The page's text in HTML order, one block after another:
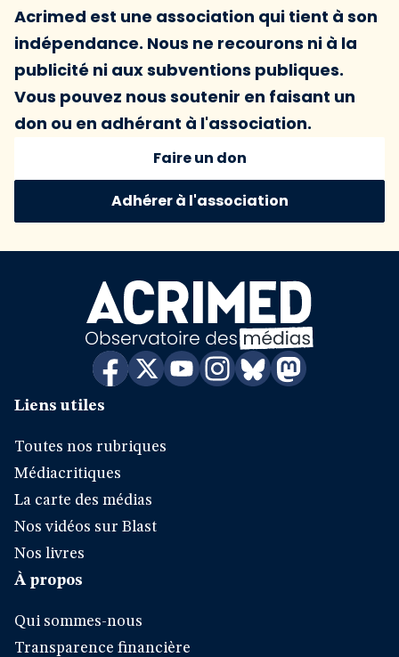
Acrimed est une association qui tient à son
indépendance. Nous ne recourons ni à la
publicité ni aux subventions publiques.
Vous pouvez nous soutenir en faisant un
don ou en adhérant à l'association.
Faire un don
Adhérer à l'association
Liens utiles
Toutes nos rubriques
Médiacritiques
La carte des médias
Nos vidéos sur Blast
Nos livres
À propos
Qui sommes-nous
Transparence financière